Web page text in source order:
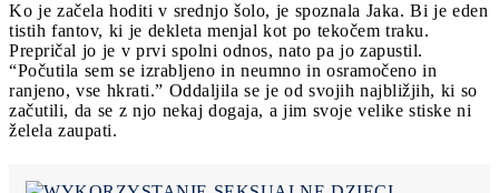
Ko je začela hoditi v srednjo šolo, je spoznala Jaka. Bi je eden
tistih fantov, ki je dekleta menjal kot po tekočem traku.
Prepričal jo je v prvi spolni odnos, nato pa jo zapustil.
“Počutila sem se izrabljeno in neumno in osramočeno in
ranjeno, vse hkrati.” Oddaljila se je od svojih najbližjih, ki so
začutili, da se z njo nekaj dogaja, a jim svoje velike stiske ni
želela zaupati.